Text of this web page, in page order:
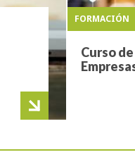
FORMACIÓN
Curso